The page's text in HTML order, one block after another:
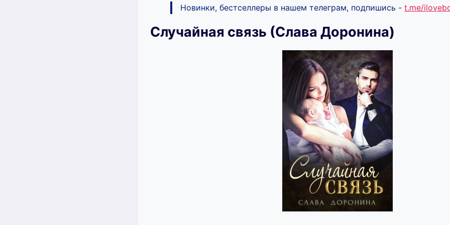
Новинки, бестселлеры в нашем телеграм, подпишись - t.me/
Случайная связь (Слава Доронина)